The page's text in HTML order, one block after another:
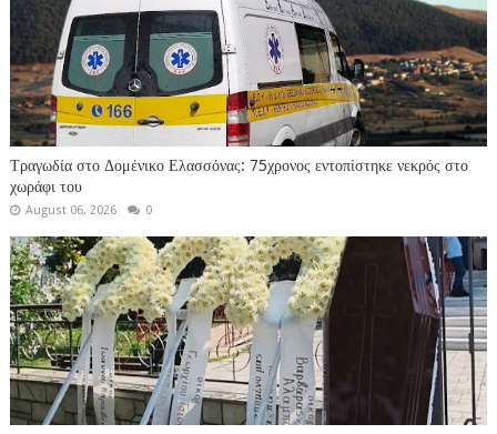
Τραγωδία στο Δομένικο Ελασσόνας: 75χρονος εντοπίστηκε νεκρός στο
χωράφι του
August 06, 2026 0